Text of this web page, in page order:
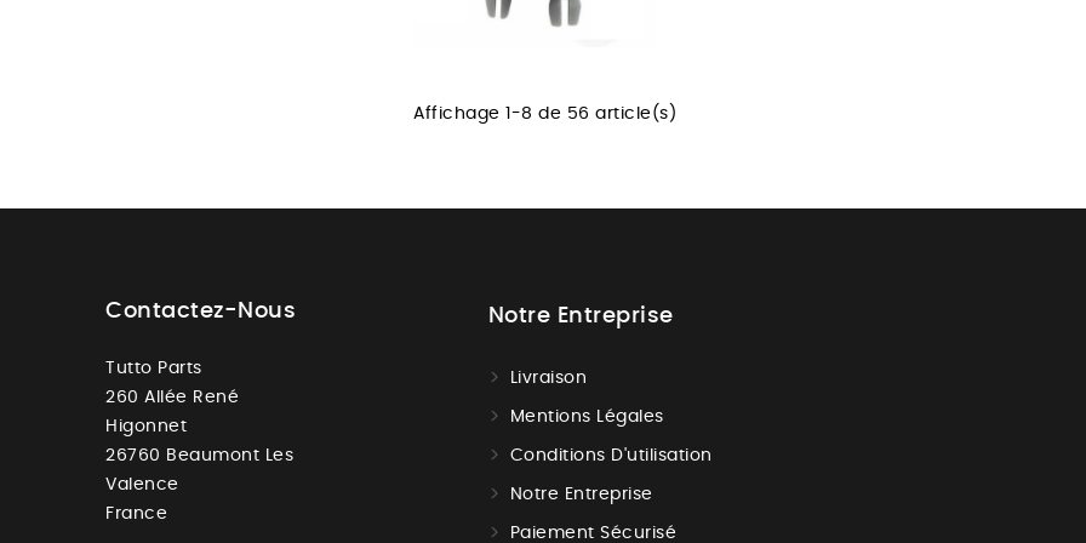
Affichage 1-8 de 56 article(s)
Contactez-Nous
Tutto Parts
260 Allée René
Higonnet
26760 Beaumont Les
Valence
France
Notre Entreprise
Livraison
Mentions Légales
Conditions D'utilisation
Notre Entreprise
Paiement Sécurisé